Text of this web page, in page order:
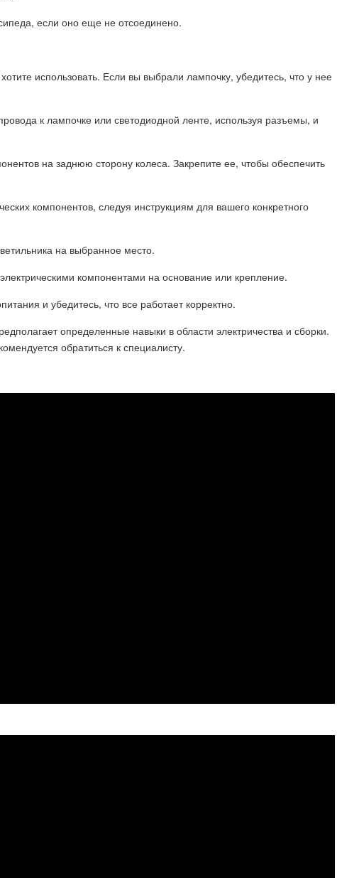
если оно еще не отсоединено.
использовать. Если вы выбрали лампочку, убедитесь, что у нее
к лампочке или светодиодной ленте, используя разъемы, и
на заднюю сторону колеса. Закрепите ее, чтобы обеспечить
компонентов, следуя инструкциям для вашего конкретного
на выбранное место.
компонентами на основание или крепление.
и убедитесь, что все работает корректно.
определенные навыки в области электричества и сборки.
обратиться к специалисту.